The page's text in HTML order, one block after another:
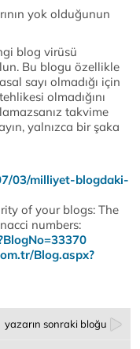
yok olduğunun
blog virüsü
Bu blogu özellikle
sayı olmadığı için
olmadığını
takvime
yalnızca bir şaka
03/milliyet-blogdaki-
of your blogs: The
numbers:
Blog.aspx?
yazarın sonraki bloğu